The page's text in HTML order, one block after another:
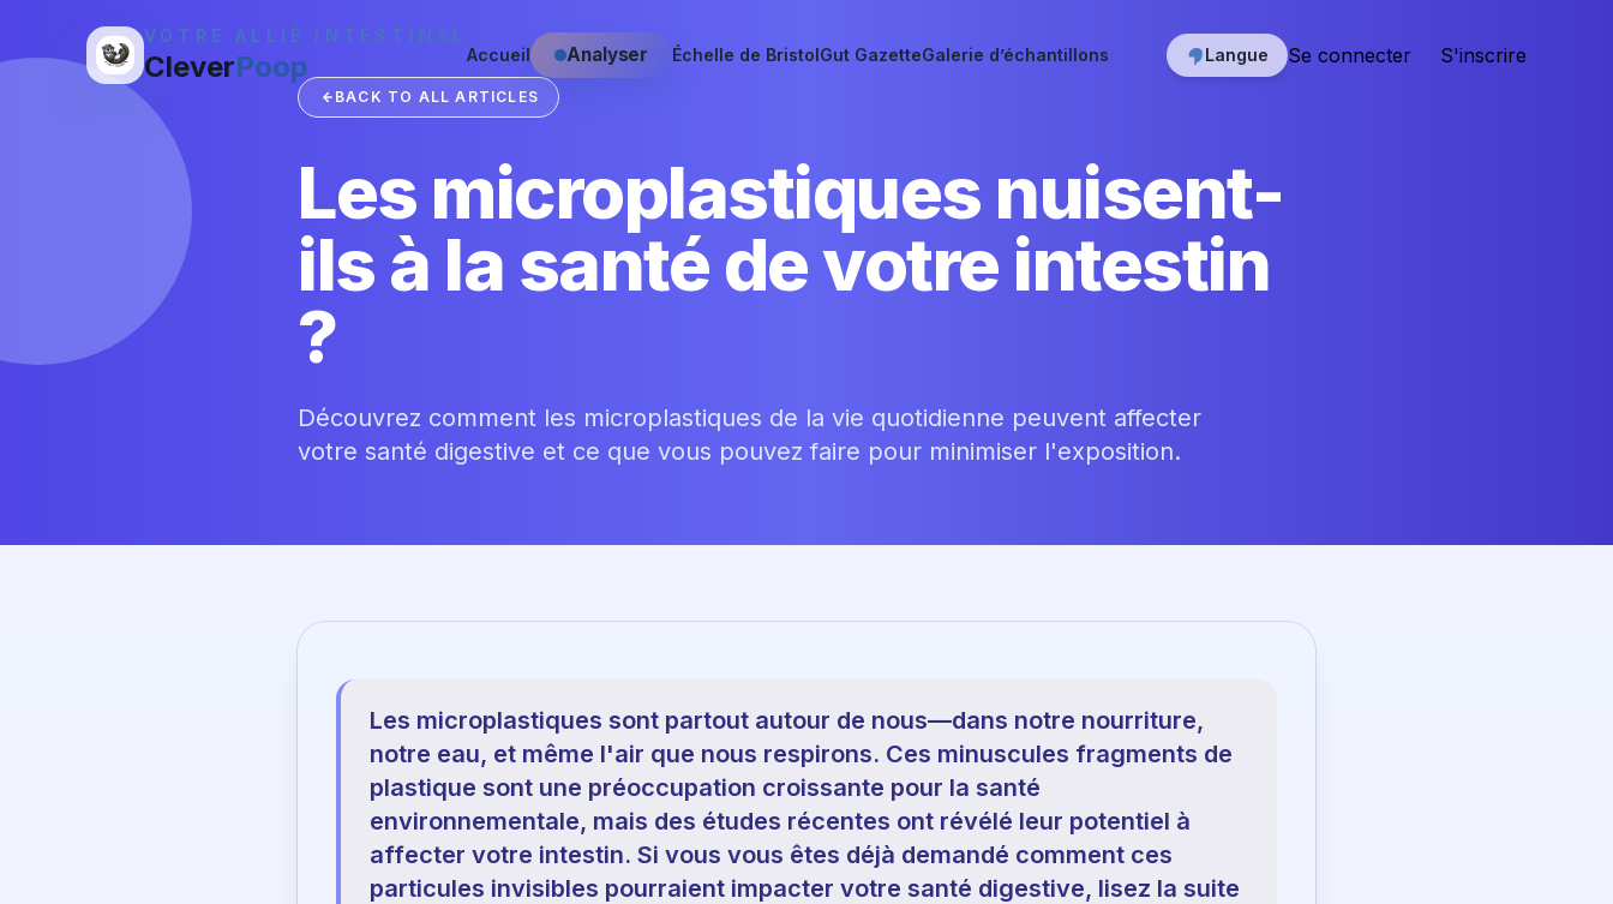
VOTRE ALLIÉ INTESTINAL
CleverPoop Accueil Analyser Échelle de BristolGut GazetteGalerie d’échantillons Langue Se connecter S'inscrire
BACK TO ALL ARTICLES
Les microplastiques nuisent-
ils à la santé de votre intestin
?
Découvrez comment les microplastiques de la vie quotidienne peuvent affecter
votre santé digestive et ce que vous pouvez faire pour minimiser l'exposition.
Les microplastiques sont partout autour de nous—dans notre nourriture,
notre eau, et même l'air que nous respirons. Ces minuscules fragments de
plastique sont une préoccupation croissante pour la santé
environnementale, mais des études récentes ont révélé leur potentiel à
affecter votre intestin. Si vous vous êtes déjà demandé comment ces
particules invisibles pourraient impacter votre santé digestive, lisez la suite